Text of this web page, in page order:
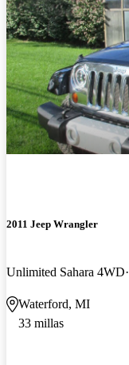
2011 Jeep Wrangler
Unlimited Sahara 4WD
Waterford, MI
33 millas